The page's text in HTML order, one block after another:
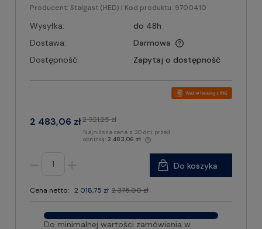
Producent: Stalgast (HED) | Kod produktu: 9700410
Wysyłka:
do 48h
Dostawa:
Darmowa
Dostępność:
Zapytaj o dostępność
2 483,06 zł2 921,25 zł
Najniższa cena z 30 dni przed
obniżką: 2 483,06 zł
Cena netto: 2 018,75 zł 2 375,00 zł
Do koszyka
Do minimalnej wartości zamówienia w